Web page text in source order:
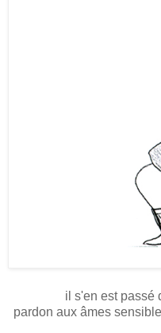
il s'en est passé
pardon aux âmes